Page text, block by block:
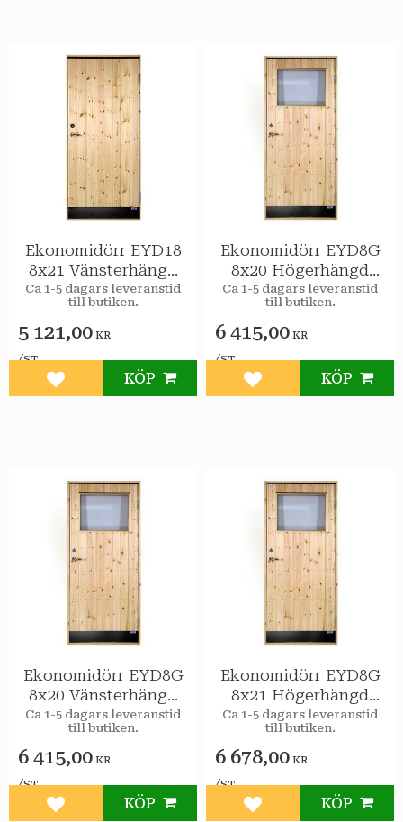
Ekonomidörr EYD18
8x21 Vänsterhängd
STAR Varmförråd
Ca 1-5 dagars leveranstid
till butiken.
5 121,00 KR
/ST
Lägg till i favoriter
KÖP
Ekonomidörr EYD8G
8x20 Högerhängd
STAR Varmförråd 2-
glas isolerruta
Ca 1-5 dagars leveranstid
till butiken.
6 415,00 KR
/ST
Lägg till i favoriter
KÖP
Ekonomidörr EYD8G
8x20 Vänsterhängd
STAR Varmförråd 2-
glas isolerruta
Ca 1-5 dagars leveranstid
till butiken.
6 415,00 KR
/ST
Lägg till i favoriter
KÖP
Ekonomidörr EYD8G
8x21 Högerhängd
STAR Varmförråd 2-
glas isolerruta
Ca 1-5 dagars leveranstid
till butiken.
6 678,00 KR
/ST
Lägg till i favoriter
KÖP